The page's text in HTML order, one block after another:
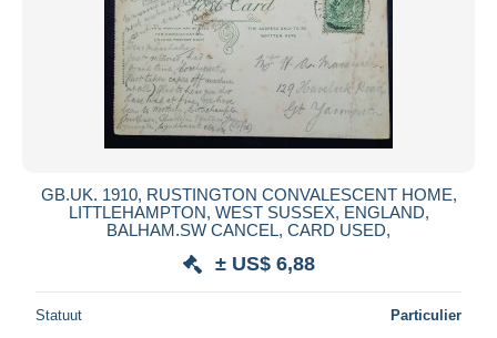
GB.UK. 1910, RUSTINGTON CONVALESCENT HOME,
LITTLEHAMPTON, WEST SUSSEX, ENGLAND,
BALHAM.SW CANCEL, CARD USED,
± US$ 6,88
Statuut Particulier